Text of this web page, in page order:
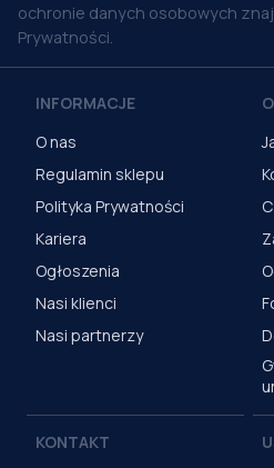
ochronie danych osobowych
Prywatności.
INFORMACJE
O nas
Regulamin sklepu
Polityka Prywatności
Kariera
Ogłoszenia
Nasi klienci
Nasi partnerzy
KONTAKT